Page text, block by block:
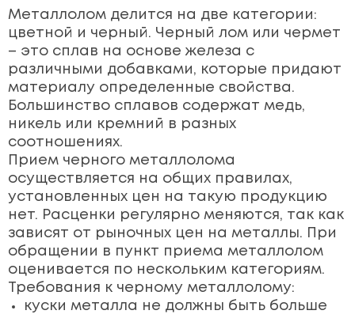
Металлолом делится на две категории:
цветной и черный. Черный лом или чермет
– это сплав на основе железа с
различными добавками, которые придают
материалу определенные свойства.
Большинство сплавов содержат медь,
никель или кремний в разных
соотношениях.
Прием черного металлолома
осуществляется на общих правилах,
установленных цен на такую продукцию
нет. Расценки регулярно меняются, так как
зависят от рыночных цен на металлы. При
обращении в пункт приема металлолом
оценивается по нескольким категориям.
Требования к черному металлолому:
куски металла не должны быть больше